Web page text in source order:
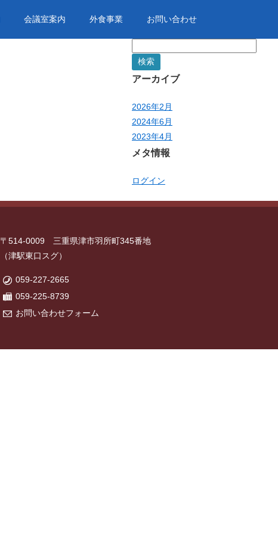
会議室案内 外食事業 お問い合わせ
索:
アーカイブ
2026年2月
2024年6月
2023年4月
メタ情報
ログイン
〒514-0009 三重県津市羽所町345番地
（津駅東口スグ）
059-227-2665
059-225-8739
お問い合わせフォーム